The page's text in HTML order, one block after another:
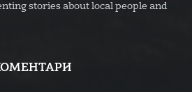
stories about local people and